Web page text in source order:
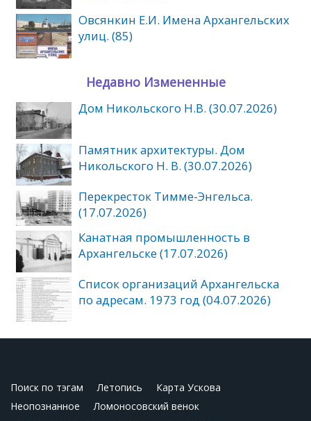
Овсянкин Е.И. Имена Архангельских
улиц. (85)
Недавно Измененные
Дом Никольского Н.В. (30.07.2026)
Памятник архитектуры. Дом
Никольского Н. В. (30.07.2026)
Перекресток Тимме-Энгельса.
(17.07.2026)
Канатная промышленность в
Архангельске (17.07.2026)
Список организаций Архангельска
по адресам. 1973 год (04.07.2026)
Поиск по тэгам Летопись
Карта Ускова
Неопознанное
Ломоносовский венок